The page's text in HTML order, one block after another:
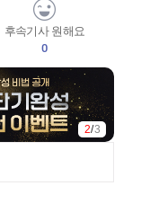
후속기사 원해요
0
2/3